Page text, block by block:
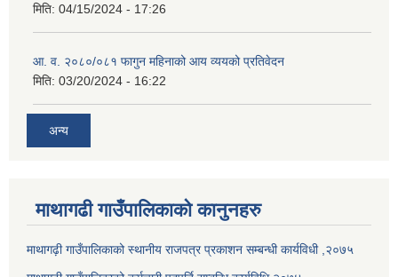
मिति: 04/15/2024 - 17:26
आ. व. २०८०/०८१ फागुन महिनाको आय व्ययको प्रतिवेदन
मिति: 03/20/2024 - 16:22
अन्य
माथागढी गाउँपालिकाको कानुनहरु
माथागढ़ी गाउँपालिकाको स्थानीय राजपत्र प्रकाशन सम्बन्धी कार्यविधी ,२०७५